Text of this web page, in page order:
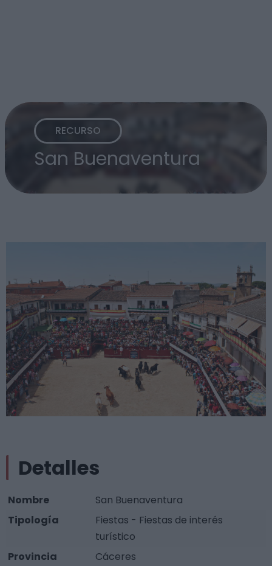
RECURSO
San Buenaventura
Detalles
Nombre
San Buenaventura
Tipología
Fiestas - Fiestas de interés
turístico
Provincia
Cáceres